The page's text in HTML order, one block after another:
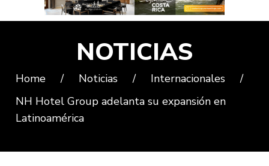
NOTICIAS
Home / Noticias / Internacionales
/
NH Hotel Group adelanta su expansión en
Latinoamérica